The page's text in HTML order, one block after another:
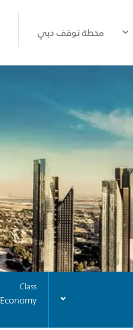
محطة توقف دبي
Class
Economy